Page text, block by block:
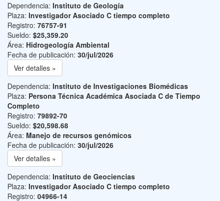
Dependencia: Instituto de Geología
Plaza: Investigador Asociado C tiempo completo
Registro: 76757-91
Sueldo: $25,359.20
Área: Hidrogeología Ambiental
Fecha de publicación: 30/jul/2026
Ver detalles »
Dependencia: Instituto de Investigaciones Biomédicas
Plaza: Persona Técnica Académica Asociada C de Tiempo
Completo
Registro: 79892-70
Sueldo: $20,598.68
Área: Manejo de recursos genómicos
Fecha de publicación: 30/jul/2026
Ver detalles »
Dependencia: Instituto de Geociencias
Plaza: Investigador Asociado C tiempo completo
Registro: 04966-14